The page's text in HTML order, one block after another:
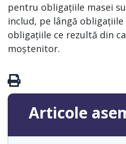
pentru obligațiile masei
includ, pe lângă
obligațiile ce rezultă din
moștenitor.
Articole